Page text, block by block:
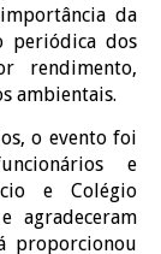
da
periódica dos
rendimento,
ambientais.
o evento foi
e
e Colégio
agradeceram
proporcionou